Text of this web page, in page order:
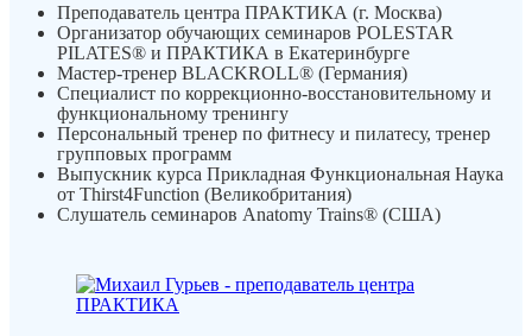
Преподаватель центра ПРАКТИКА (г. Москва)
Организатор обучающих семинаров POLESTAR
PILATES® и ПРАКТИКА в Екатеринбурге
Мастер-тренер BLACKROLL® (Германия)
Специалист по коррекционно-восстановительному и
функциональному тренингу
Персональный тренер по фитнесу и пилатесу, тренер
групповых программ
Выпускник курса Прикладная Функциональная Наука
от Thirst4Function (Великобритания)
Слушатель семинаров Anatomy Trains® (США)